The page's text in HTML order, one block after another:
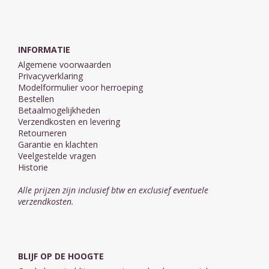
INFORMATIE
Algemene voorwaarden
Privacyverklaring
Modelformulier voor herroeping
Bestellen
Betaalmogelijkheden
Verzendkosten en levering
Retourneren
Garantie en klachten
Veelgestelde vragen
Historie
Alle prijzen zijn inclusief btw en exclusief eventuele
verzendkosten.
BLIJF OP DE HOOGTE